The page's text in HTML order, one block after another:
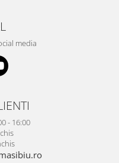
media
- 16:00